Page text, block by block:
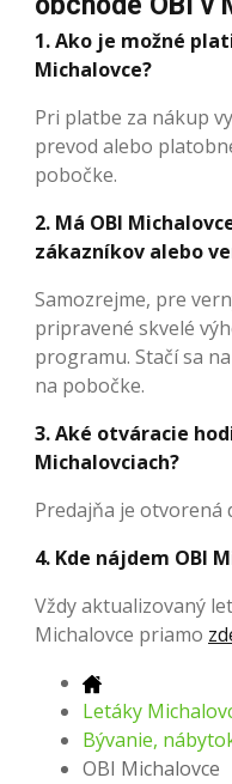
1. Ako je možné
Michalovce?
Pri platbe za nákup
prevod alebo
pobočke.
2. Má OBI
zákazníkov alebo
Samozrejme, pre
pripravené skvelé
programu. Stačí sa
na pobočke.
3. Aké otváracie
Michalovciach?
Predajňa je otvorená
4. Kde nájdem OBI
Vždy aktualizovaný
Michalovce priamo
Letáky
Bývanie,
OBI Michalovce